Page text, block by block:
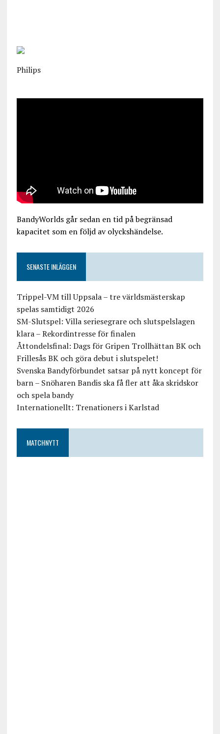
Philips
BandyWorlds går sedan en tid på begränsad
kapacitet som en följd av olyckshändelse.
SENASTE INLÄGGEN
Trippel-VM till Uppsala – tre världsmästerskap
spelas samtidigt 2026
SM-Slutspel: Villa seriesegrare och slutspelslagen
klara – Rekordintresse för finalen
Åttondelsfinal: Dags för Gripen Trollhättan BK och
Frillesås BK och göra debut i slutspelet!
Svenska Bandyförbundet satsar på nytt koncept för
barn – Snöharen Bandis ska få fler att åka skridskor
och spela bandy
Internationellt: Trenationers i Karlstad
MATCHNYTT